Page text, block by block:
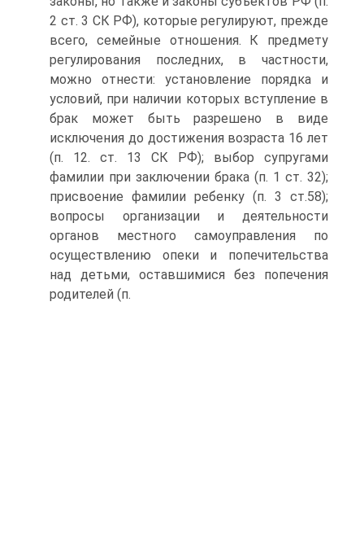
2 ст. 3 СК РФ), которые регулируют, прежде
всего, семейные отношения. К предмету
регулирования последних, в частности,
можно отнести: установление порядка и
условий, при наличии которых вступление в
брак может быть разрешено в виде
исключения до достижения возраста 16 лет
(п. 12. ст. 13 СК РФ); выбор супругами
фамилии при заключении брака (п. 1 ст. 32);
присвоение фамилии ребенку (п. 3 ст.58);
вопросы организации и деятельности
органов местного самоуправления по
осуществлению опеки и попечительства
над детьми, оставшимися без попечения
родителей (п.